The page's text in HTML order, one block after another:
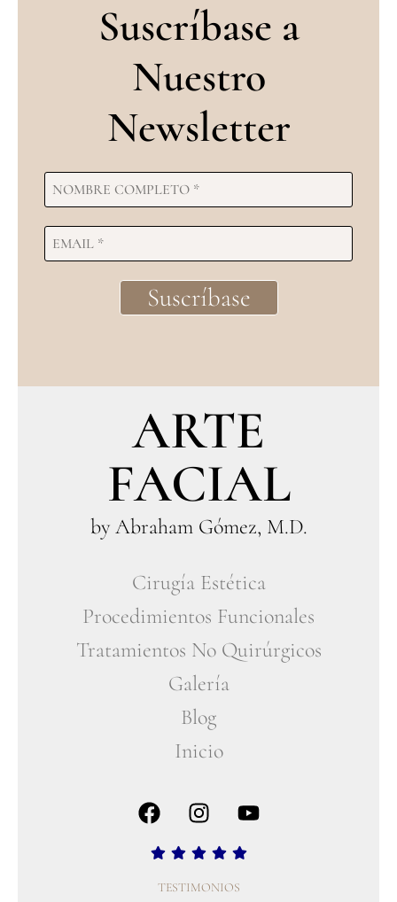
Suscríbase a
Nuestro
Newsletter
ARTE
FACIAL
by Abraham Gómez, M.D.
Cirugía Estética
Procedimientos Funcionales
Tratamientos No Quirúrgicos
Galería
Blog
Inicio
TESTIMONIOS